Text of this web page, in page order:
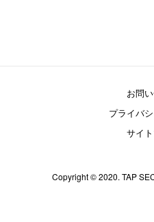
お問
プライバ
サイ
Copyright © 2020. TAP